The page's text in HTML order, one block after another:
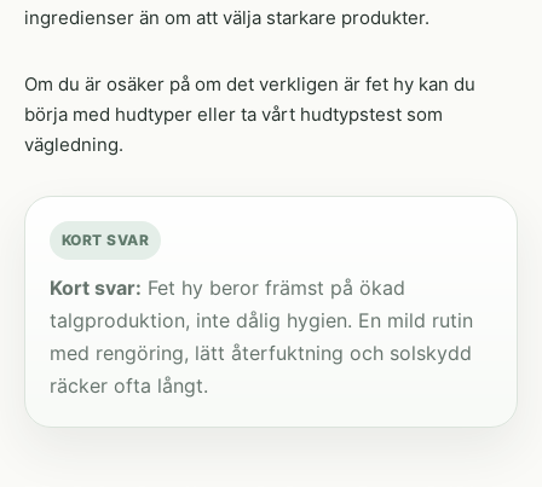
ingredienser än om att välja starkare produkter.
Om du är osäker på om det verkligen är fet hy kan du
börja med hudtyper eller ta vårt hudtypstest som
vägledning.
KORT SVAR
Kort svar: Fet hy beror främst på ökad
talgproduktion, inte dålig hygien. En mild rutin
med rengöring, lätt återfuktning och solskydd
räcker ofta långt.